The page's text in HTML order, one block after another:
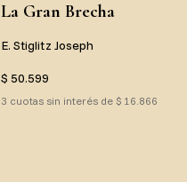
La Gran Brecha
E. Stiglitz Joseph
$ 50.599
3 cuotas sin interés de $ 16.866